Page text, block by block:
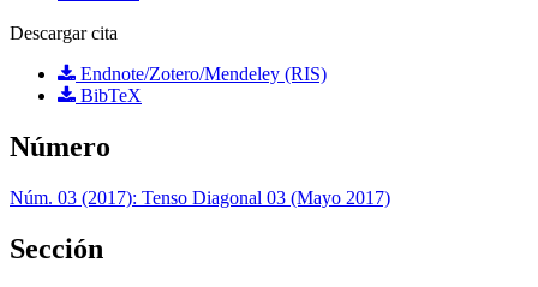
Descargar cita
Endnote/Zotero/Mendeley (RIS)
BibTeX
Número
Núm. 03 (2017): Tenso Diagonal 03 (Mayo 2017)
Sección